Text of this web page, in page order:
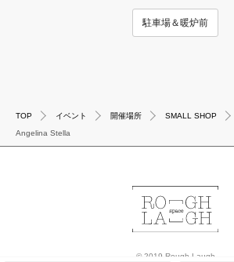
駐車場＆暖炉前
TOP イベント 開催場所 SMALL SHOP
Angelina Stella
© 2019 Rough Laugh